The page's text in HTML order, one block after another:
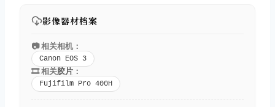
影像器材档案
📷 相关相机：
Canon EOS 3
🎞️ 相关胶片 ：
Fujifilm Pro 400H